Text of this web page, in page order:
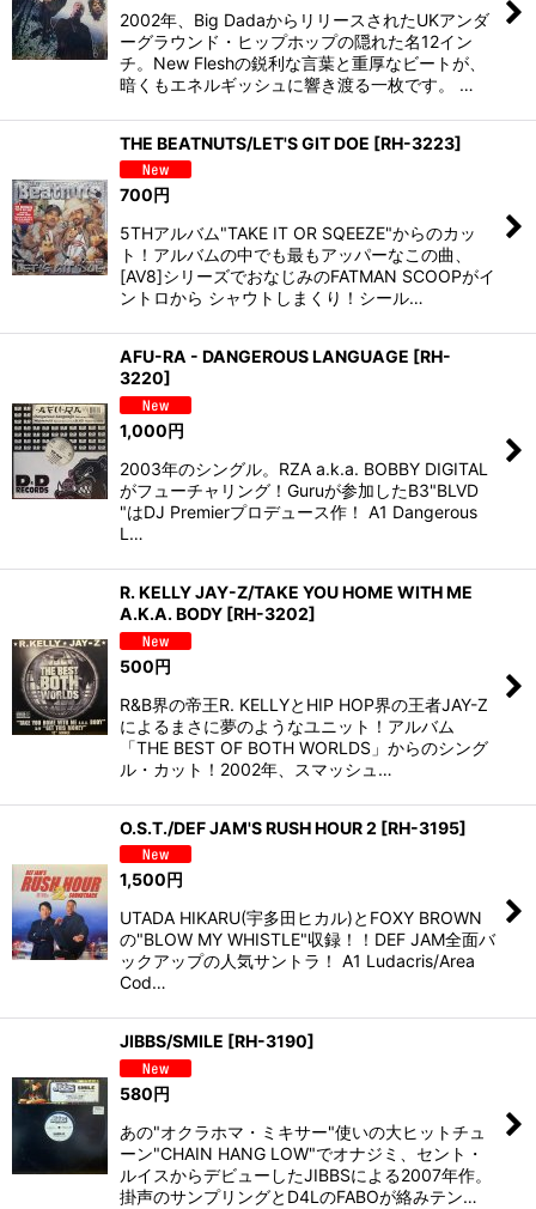
2002年、Big DadaからリリースされたUKアンダ
ーグラウンド・ヒップホップの隠れた名12イン
チ。New Fleshの鋭利な言葉と重厚なビートが、
暗くもエネルギッシュに響き渡る一枚です。 …
THE BEATNUTS/LET'S GIT DOE [RH-3223]
700円
5THアルバム"TAKE IT OR SQEEZE"からのカッ
ト！アルバムの中でも最もアッパーなこの曲、
[AV8]シリーズでおなじみのFATMAN SCOOPがイ
ントロから シャウトしまくり！シール…
AFU-RA - DANGEROUS LANGUAGE [RH-
3220]
1,000円
2003年のシングル。RZA a.k.a. BOBBY DIGITAL
がフューチャリング！Guruが参加したB3"BLVD
"はDJ Premierプロデュース作！ A1 Dangerous
L…
R. KELLY JAY-Z/TAKE YOU HOME WITH ME
A.K.A. BODY [RH-3202]
500円
R&B界の帝王R. KELLYとHIP HOP界の王者JAY-Z
によるまさに夢のようなユニット！アルバム
「THE BEST OF BOTH WORLDS」からのシング
ル・カット！2002年、スマッシュ…
O.S.T./DEF JAM'S RUSH HOUR 2 [RH-3195]
1,500円
UTADA HIKARU(宇多田ヒカル)とFOXY BROWN
の"BLOW MY WHISTLE"収録！！DEF JAM全面バ
ックアップの人気サントラ！ A1 Ludacris/Area
Cod…
JIBBS/SMILE [RH-3190]
580円
あの"オクラホマ・ミキサー"使いの大ヒットチュ
ーン"CHAIN HANG LOW"でオナジミ、セント・
ルイスからデビューしたJIBBSによる2007年作。
掛声のサンプリングとD4LのFABOが絡みテン…